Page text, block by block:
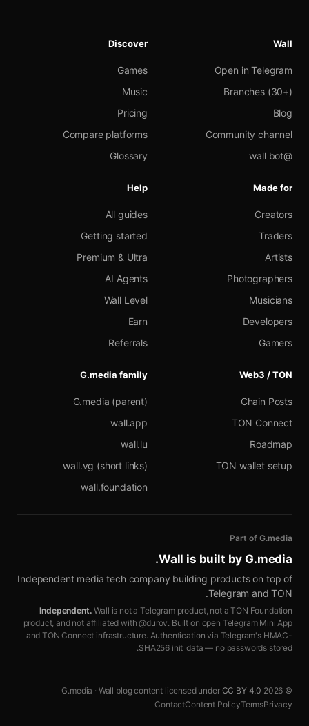
Wall
Open in Telegram
Branches (30+)
Blog
Community channel
@wall bot
Discover
Games
Music
Pricing
Compare platforms
Glossary
Made for
Creators
Traders
Artists
Photographers
Musicians
Developers
Gamers
Help
All guides
Getting started
Premium & Ultra
AI Agents
Wall Level
Earn
Referrals
Web3 / TON
Chain Posts
TON Connect
Roadmap
TON wallet setup
G.media family
G.media (parent)
wall.app
wall.lu
wall.vg (short links)
wall.foundation
Part of G.media
Wall is built by G.media
.
Independent media tech company building products on top of
Telegram and TON.
Independent. Wall is not a Telegram product, not a TON Foundation
product, and not affiliated with @durov. Built on open Telegram Mini App
and TON Connect infrastructure. Authentication via Telegram's HMAC-
SHA256 init_data — no passwords stored.
© 2026 G.media · Wall blog content licensed under
CC BY 4.0
Privacy
Terms
Content Policy
Contact